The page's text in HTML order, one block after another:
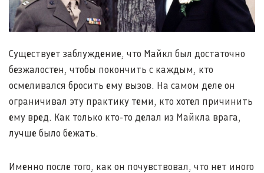
Существует заблуждение, что Майкл был достаточно
безжалостен, чтобы покончить с каждым, кто
осмеливался бросить ему вызов. На самом деле он
ограничивал эту практику теми, кто хотел причинить
ему вред. Как только кто-то делал из Майкла врага,
лучше было бежать.
Именно после того, как он почувствовал, что нет иного